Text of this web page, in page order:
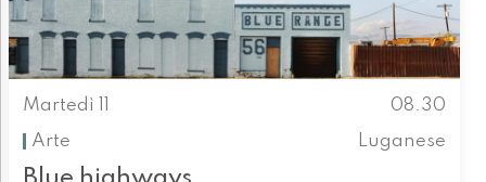
Martedì 11
08.30
Arte
Luganese